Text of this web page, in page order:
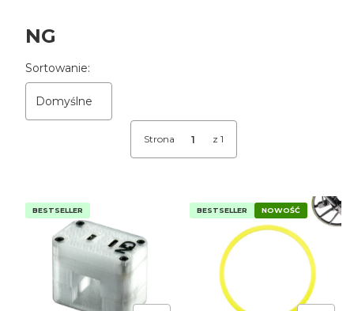
NG
Lista produktów
Sortowanie:
Domyślne
Strona z 1
BESTSELLER BESTSELLER NOWOŚĆ